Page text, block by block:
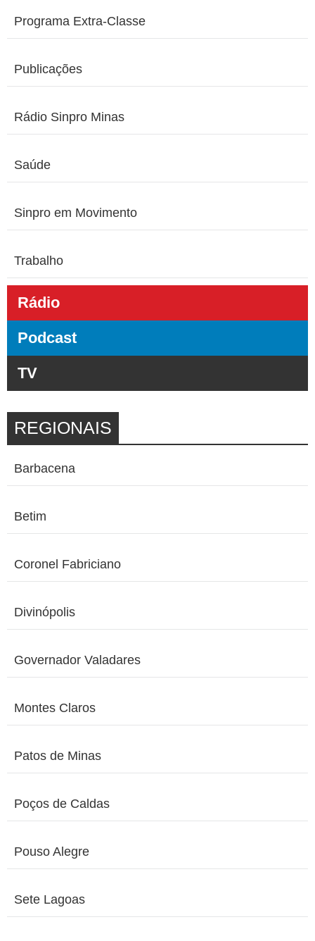
Programa Extra-Classe
Publicações
Rádio Sinpro Minas
Saúde
Sinpro em Movimento
Trabalho
Rádio
Podcast
TV
REGIONAIS
Barbacena
Betim
Coronel Fabriciano
Divinópolis
Governador Valadares
Montes Claros
Patos de Minas
Poços de Caldas
Pouso Alegre
Sete Lagoas